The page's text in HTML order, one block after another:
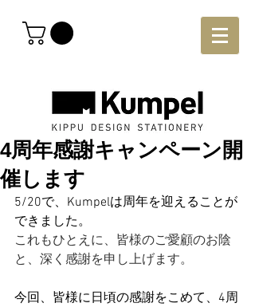
4周年感謝キャンペーン開
催します
5/20で、Kumpelは周年を迎えることが
できました。
これもひとえに、皆様のご愛顧のお陰
と、深く感謝を申し上げます。
今回、皆様に日頃の感謝をこめて、4周